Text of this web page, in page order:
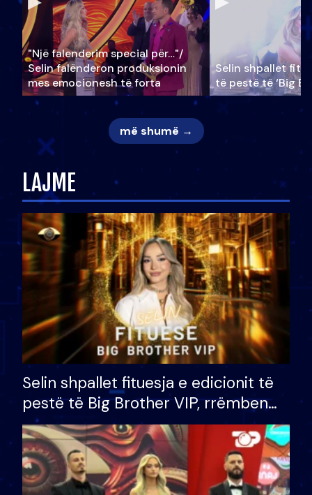
"Një falenderim special për…"/
Selin falënderon produksionin
mes emocionesh të forta
Selin shpallet
të pestë të ‘Big
më shumë →
LAJME
Selin shpallet fituesja e edicionit të
pestë të Big Brother VIP, rrëmben
çmimin e madh prej 100 mijë eurosh